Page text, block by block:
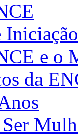
e o
da